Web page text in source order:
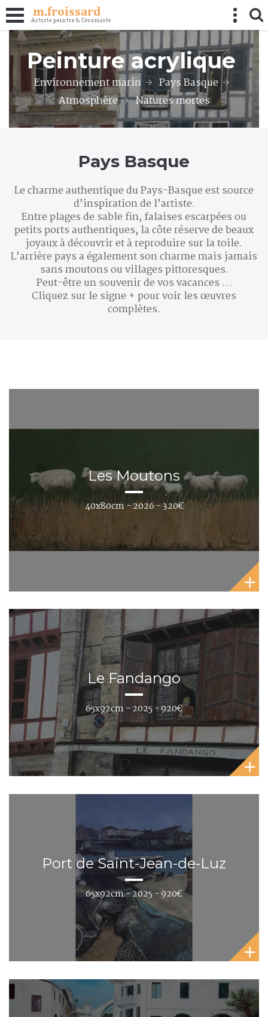
Panneau de gestion des cookies
Peinture acrylique
Environnement marin
Pays Basque
Atmosphère
Natures mortes
Pays Basque
Le charme authentique du Pays-Basque est source
d’inspiration de l’artiste.
Entre plages de sable fin, falaises escarpées ou
petits ports authentiques, la côte réserve de beaux
joyaux à découvrir et à reproduire sur la toile.
L’arrière pays a également son charme mais jamais
sans moutons ou villages pittoresques.
Peut-être un souvenir de vos vacances …
Cliquez sur le signe + pour voir les œuvres
complètes.
Les Moutons
40x80cm - 2026 - 320€
Le Fandango
65x92cm - 2025 - 920€
Port de Saint-Jean-de-Luz
65x92cm - 2025 - 920€